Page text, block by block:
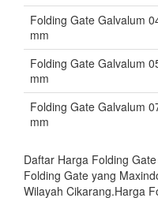
Folding Gate Galvalum
mm
Folding Gate Galvalum
mm
Folding Gate Galvalum
mm
Daftar Harga Folding
Folding Gate yang
Wilayah Cikarang.Harga